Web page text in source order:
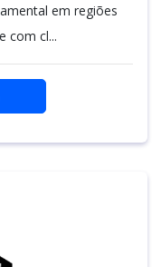
em regiões
com cl...